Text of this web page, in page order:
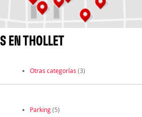
EN THOLLET
Otras categorías (3)
Parking(5)